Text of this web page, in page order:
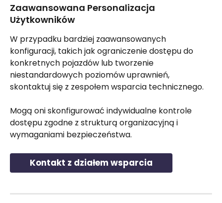
Zaawansowana Personalizacja
Użytkowników
W przypadku bardziej zaawansowanych
konfiguracji, takich jak ograniczenie dostępu do
konkretnych pojazdów lub tworzenie
niestandardowych poziomów uprawnień,
skontaktuj się z zespołem wsparcia technicznego.
Mogą oni skonfigurować indywidualne kontrole
dostępu zgodne z strukturą organizacyjną i
wymaganiami bezpieczeństwa.
Kontakt z działem wsparcia